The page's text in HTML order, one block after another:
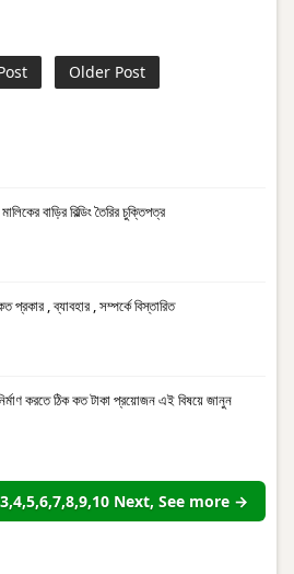
Older Post
বাড়ির বিল্ডিং তৈরির চুক্তিপত্র
প্রকার , ব্যাবহার , সম্পর্কে বিস্তারিত
করতে ঠিক কত টাকা প্রয়োজন এই বিষয়ে জানুন
Next, See more →